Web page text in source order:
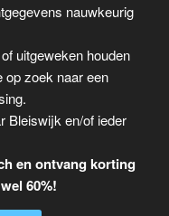
nauwkeurig
uitgeweken houden
op zoek naar een
Bleiswijk en/of ieder
en ontvang korting
60%!